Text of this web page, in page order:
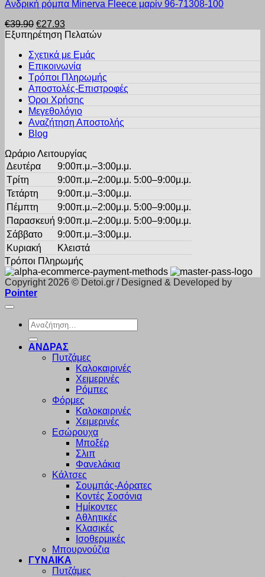
επιλεγούν
σελίδα
του
προϊόντος
το
έχει
πολλαπλές
επιλογές
μπορούν
επιλεγούν
σελίδα
Ανδρική ρόμπα Minerva Fleece μαρίν 96-71308-100
€39.90 Original
price
€39.90.
€27.93Η
τρέχουσα
είναι:
€27.93.
Εξυπηρέτηση Πελατών
Σχετικά με Εμάς
Επικοινωνία
Τρόποι Πληρωμής
Αποστολές-Επιστροφές
Όροι Χρήσης
Μεγεθολόγιο
Αναζήτηση Αποστολής
Blog
Ωράριο Λειτουργίας
Δευτέρα
9:00π.μ.–3:00μ.μ.
Τρίτη
9:00π.μ.–2:00μ.μ. 5:00–9:00μ.μ.
Τετάρτη
9:00π.μ.–3:00μ.μ.
Πέμπτη
9:00π.μ.–2:00μ.μ. 5:00–9:00μ.μ.
Παρασκευή 9:00π.μ.–2:00μ.μ. 5:00–9:00μ.μ.
Σάββατο
9:00π.μ.–3:00μ.μ.
Κυριακή
Κλειστά
Τρόποι Πληρωμής
Copyright 2026 © Detoi.gr / Designed & Developed by
Pointer
Αναζήτηση
για:
ΑΝΔΡΑΣ
Πυτζάμες
Καλοκαιρινές
Χειμερινές
Ρόμπες
Φόρμες
Καλοκαιρινές
Χειμερινές
Εσώρουχα
Μποξέρ
Σλιπ
Φανελάκια
Κάλτσες
Σουμπάς-Αόρατες
Κοντές Σοσόνια
Ημίκοντες
Αθλητικές
Κλασικές
Ισοθερμικές
Μπουρνούζια
ΓΥΝΑΙΚΑ
Πυτζάμες